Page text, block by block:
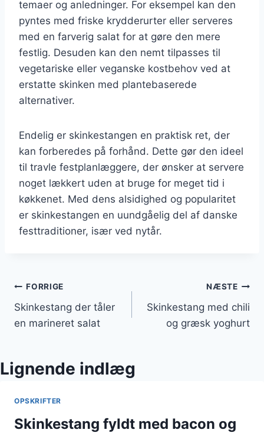
temaer og anledninger. For eksempel kan den
pyntes med friske krydderurter eller serveres
med en farverig salat for at gøre den mere
festlig. Desuden kan den nemt tilpasses til
vegetariske eller veganske kostbehov ved at
erstatte skinken med plantebaserede
alternativer.
Endelig er skinkestangen en praktisk ret, der
kan forberedes på forhånd. Dette gør den ideel
til travle festplanlæggere, der ønsker at servere
noget lækkert uden at bruge for meget tid i
køkkenet. Med dens alsidighed og popularitet
er skinkestangen en uundgåelig del af danske
festtraditioner, især ved nytår.
Indlægsnavigation
FORRIGE
Skinkestang der tåler
en marineret salat
NÆSTE
Skinkestang med chili
og græsk yoghurt
Lignende indlæg
OPSKRIFTER
Skinkestang fyldt med bacon og